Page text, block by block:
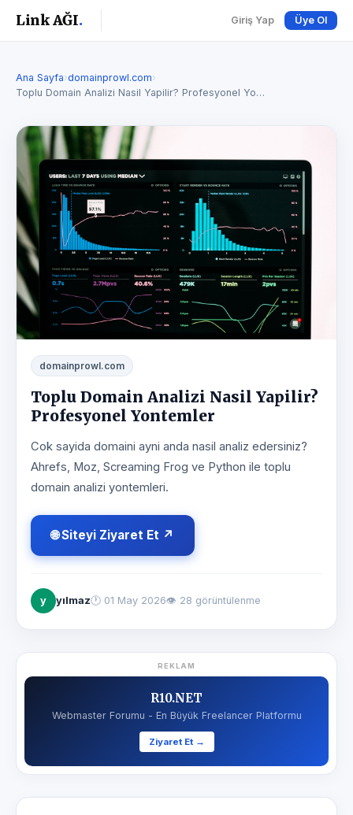
Link AĞI. Giriş Yap Üye Ol
Ana Sayfa›domainprowl.com›
Toplu Domain Analizi Nasil Yapilir? Profesyonel Yo…
domainprowl.com
Toplu Domain Analizi Nasil Yapilir?
Profesyonel Yontemler
Cok sayida domaini ayni anda nasil analiz edersiniz?
Ahrefs, Moz, Screaming Frog ve Python ile toplu
domain analizi yontemleri.
🌐 Siteyi Ziyaret Et ↗
y yılmaz🕐 01 May 2026👁 28 görüntülenme
REKLAM
R10.NET
Webmaster Forumu - En Büyük Freelancer Platformu
Ziyaret Et →